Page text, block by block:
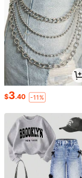
$3.40 -11%